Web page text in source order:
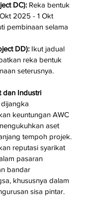
DC): Reka bentuk
2025 - 1 Okt
pembinaan selama
DD): Ikut jadual
reka bentuk
seterusnya.
dan Industri
keuntungan AWC
aset
tempoh projek.
reputasi syarikat
pasaran
bandar
khususnya dalam
sisa pintar.